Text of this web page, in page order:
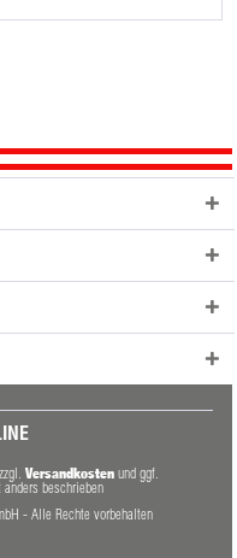
Versandkosten und ggf.
anders beschrieben
- Alle Rechte vorbehalten